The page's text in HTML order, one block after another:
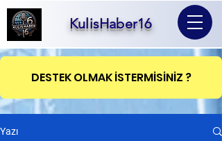
KulisHaber16
DESTEK OLMAK İSTERMİSİNİZ ?
Yazı